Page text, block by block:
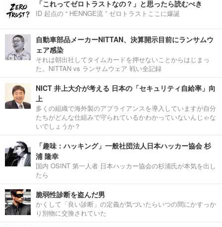
「これってゼロトラストなの？」と思ったら読むべき
ID 起点の “ HENNGE流 ” ゼロトラストここに爆誕
自動車部品メーカーNITTAN、決算開示目前にランサムウ
ェア感染
それは朝出社してタイムカードを押せないことからはじまっ
た。NITTAN vs ランサムウェア 戦い全記録
NICT 井上大介が考える 日本の「セキュリティ自給率」向
上
多くの組織で海外製のアプライアンスを導入していますが自分
たちがどんな仕組みで守られているかわかっていないんじゃな
いでしょうか？
「趣味：ハッキング」一般社団法人日本ハッカー協会 杉
浦 隆幸
国内 OSINT 第一人者 日本ハッカー協会の杉浦氏が本気を出し
たら
脆弱性診断を盗んだ男
かくして「良い診断」の定義が気づいたらいつの間にかすっか
り別物に交換されていた